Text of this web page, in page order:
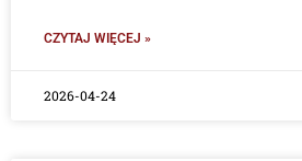
CZYTAJ WIĘCEJ »
2026-04-24